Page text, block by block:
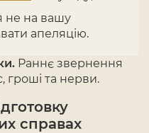
не на вашу
апеляцію.
Раннє звернення
гроші та нерви.
справах